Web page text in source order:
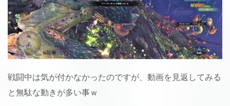
戦闘中は気が付かなかったのですが、動画を見返してみる
と無駄な動きが多い事ｗ